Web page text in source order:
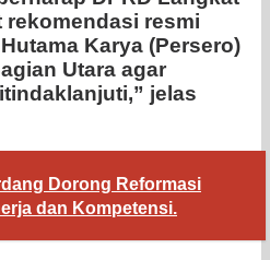
rekomendasi resmi
Karya (Persero)
Utara agar
jelas
Dorong Reformasi
dan Kompetensi.